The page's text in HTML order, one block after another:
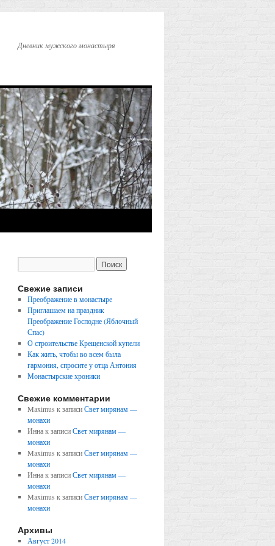
Дневник мужского монастыря
Свежие записи
Преображение в монастыре
Приглашаем на праздник
Преображение Господне (Яблочный
Спас)
О строительстве Крещенской купели
Как жить, чтобы во всем была
гармония, спросите у отца Антония
Монастырские хроники
Свежие комментарии
Maximus к записиСвет мирянам —
монахи
Иннак записиСвет мирянам —
монахи
Maximus к записиСвет мирянам —
монахи
Иннак записиСвет мирянам —
монахи
Maximus к записиСвет мирянам —
монахи
Архивы
Август 2014